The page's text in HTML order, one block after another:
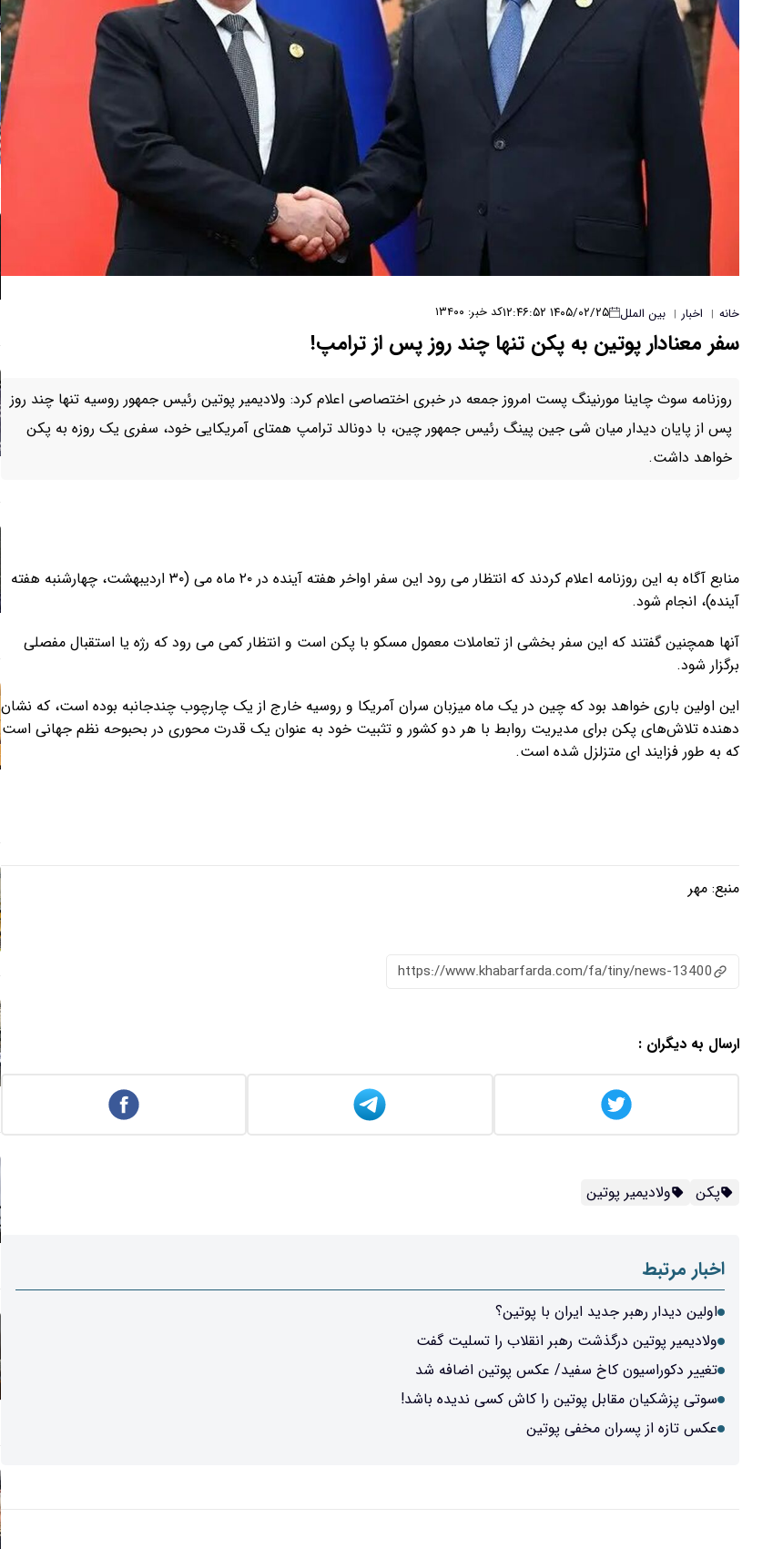
خانه | اخبار | بین الملل ۱۴۰۵/۰۲/۲۵ ۱۲:۴۶:۵۲ کد خبر: ۱۳۴۰۰
سفر معنادار پوتین به پکن تنها چند روز پس از ترامپ!
روزنامه سوث چاینا مورنینگ پست امروز جمعه در خبری اختصاصی اعلام کرد: ولادیمیر پوتین رئیس‌ جمهور روسیه تنها چند روز
پس از پایان دیدار میان شی جین پینگ رئیس جمهور چین، با دونالد ترامپ همتای آمریکایی خود، سفری یک روزه به پکن
خواهد داشت.
منابع آگاه به این روزنامه اعلام کردند که انتظار می‌ رود این سفر اواخر هفته آینده در ۲۰ ماه می (۳۰ اردیبهشت، چهارشنبه هفته
آینده)، انجام شود.
آنها همچنین گفتند که این سفر بخشی از تعاملات معمول مسکو با پکن است و انتظار کمی می‌ رود که رژه یا استقبال مفصلی
برگزار شود.
این اولین باری خواهد بود که چین در یک ماه میزبان سران آمریکا و روسیه خارج از یک چارچوب چندجانبه بوده است، که نشان
دهنده تلاش‌های پکن برای مدیریت روابط با هر دو کشور و تثبیت خود به عنوان یک قدرت محوری در بحبوحه نظم جهانی است
که به طور فزایند ای متزلزل شده است.
منبع: مهر
https://www.khabarfarda.com/fa/tiny/news-13400
ارسال به دیگران :
پکن ولادیمیر پوتین
اخبار مرتبط
اولین دیدار رهبر جدید ایران با پوتین؟
ولادیمیر پوتین درگذشت رهبر انقلاب را تسلیت گفت
تغییر دکوراسیون کاخ سفید/ عکس پوتین اضافه شد
سوتی پزشکیان مقابل پوتین را کاش کسی ندیده باشد!
عکس تازه از پسران مخفی پوتین